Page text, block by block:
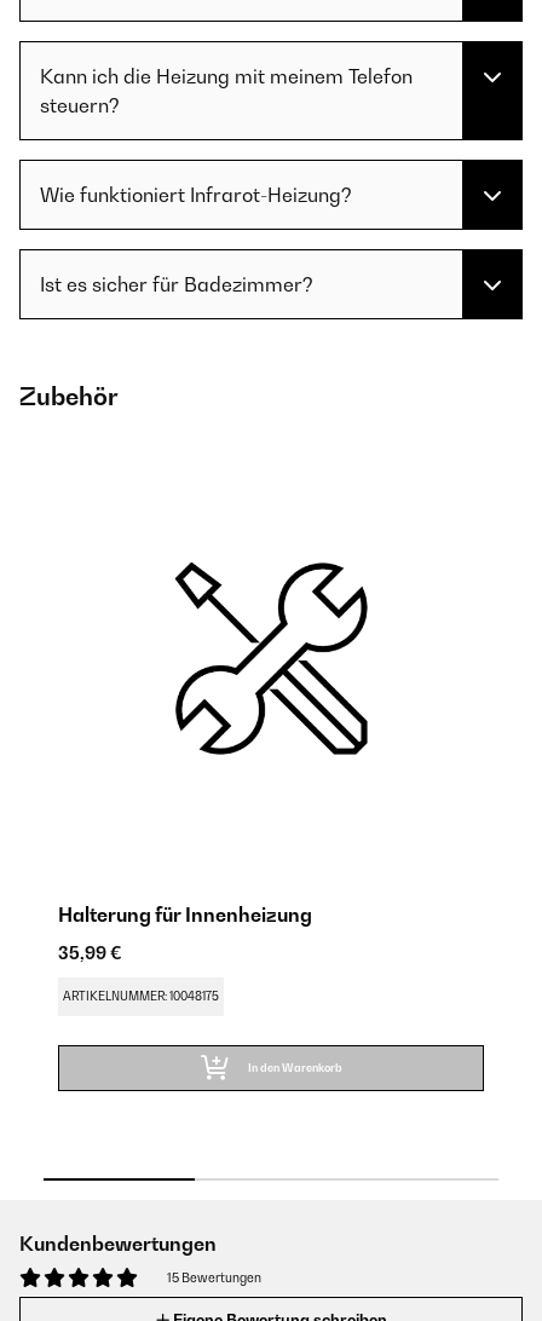
Kann ich die Heizung mit meinem Telefon
steuern?
Wie funktioniert Infrarot-Heizung?
Ist es sicher für Badezimmer?
Zubehör
Halterung für Innenheizung
35,99 €
ARTIKELNUMMER: 10048175
In den Warenkorb
Kundenbewertungen
15 Bewertungen